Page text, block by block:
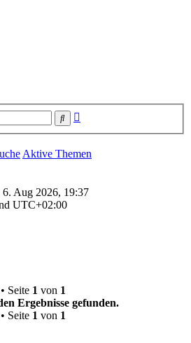
Suche
Aktive Themen
Aug 2026, 19:37
UTC+02:00
Seite 1 von 1
Ergebnisse gefunden.
Seite 1 von 1